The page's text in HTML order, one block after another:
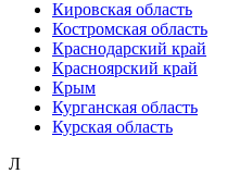
Кировская область
Костромская область
Краснодарский край
Красноярский край
Крым
Курганская область
Курская область
Л